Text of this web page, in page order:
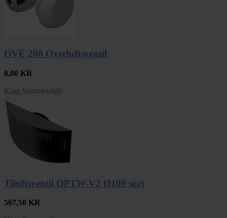
OVE 200 Overluftsventil
0,00 KR
Kjøp Sammenlign
Tiluftsventil OPTW-V2 Ø100 sort
567,50 KR